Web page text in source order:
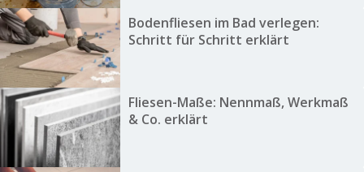
Bodenfliesen im Bad verlegen:
Schritt für Schritt erklärt
Fliesen-Maße: Nennmaß, Werkmaß
& Co. erklärt